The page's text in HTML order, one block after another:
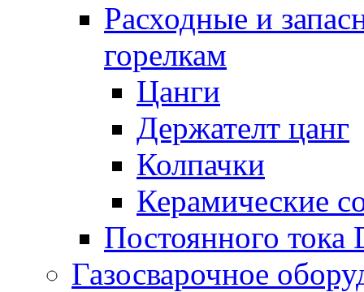
Расходные и
горелкам
Цанги
Держателт цанг
Колпачки
Керамические
Постоянного тока
Газосварочное